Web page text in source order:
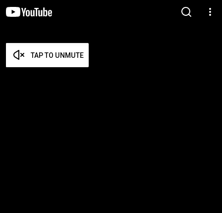
TAP TO UNMUTE